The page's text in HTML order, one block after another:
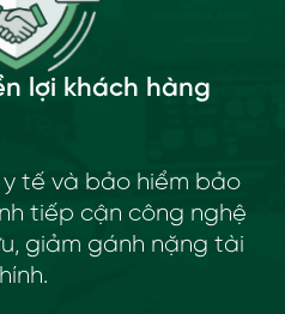
lợi khách hàng
tế và bảo hiểm bảo
tiếp cận công nghệ
giảm gánh nặng tài